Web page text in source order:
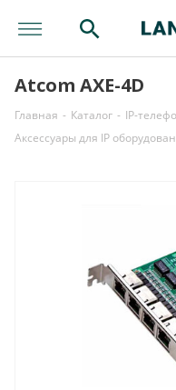
Atcom AXE-4D
Главная - Каталог - IP-
Аксессуары для IP